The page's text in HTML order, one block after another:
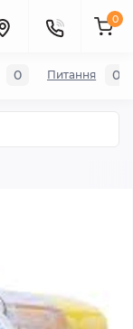
0
0 Питання 0